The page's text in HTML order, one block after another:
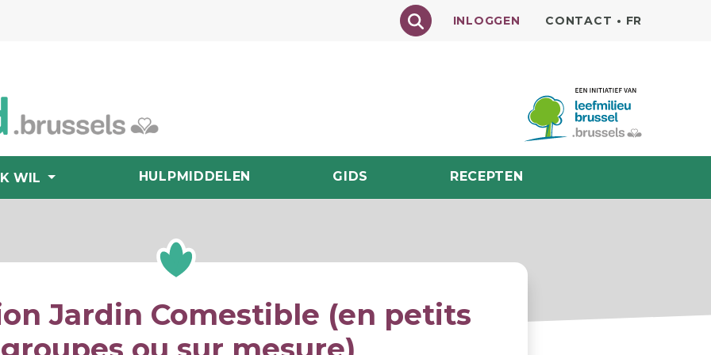
Texte à rechercher
INLOGGEN CONTACT • FR
IK WIL HULPMIDDELEN GIDS RECEPTEN
Jardin Comestible (en petits